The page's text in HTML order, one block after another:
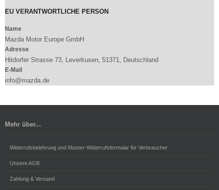
EU VERANTWORTLICHE PERSON
Name
Mazda Motor Europe GmbH
Adresse
Hitdorfer Strasse 73, Leverkusen, 51371, Deutschland
E-Mail
info@mazda.de
Mehr über...
Widerrufsbelehrung und Muster-Widerrufsformular für Verbraucher
Unsere AGB
Zahlung & Versand